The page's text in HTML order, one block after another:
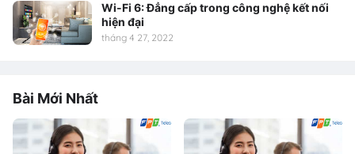
Wi-Fi 6: Đẳng cấp trong công nghệ kết nối
hiện đại
tháng 4 27, 2022
Bài Mới Nhất